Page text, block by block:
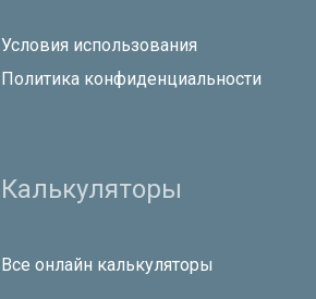
Условия использования
Политика конфиденциальности
Калькуляторы
Все онлайн калькуляторы